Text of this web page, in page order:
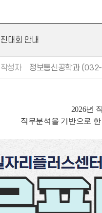
대회 안내
작성자 정보통신공학과
2026년
직무분석을 기반으로